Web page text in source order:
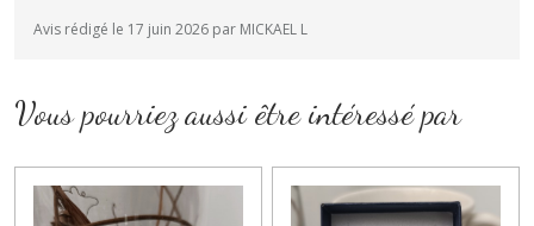
Avis rédigé le 17 juin 2026 par MICKAEL L
Vous pourriez aussi être intéressé par